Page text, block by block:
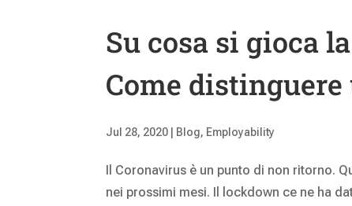
Su cosa si gioca
Come
Jul 28, 2020 Blog, Employability
Il Coronavirus è un punto di non ritorno.
nei prossimi mesi. Il lockdown ce ne ha